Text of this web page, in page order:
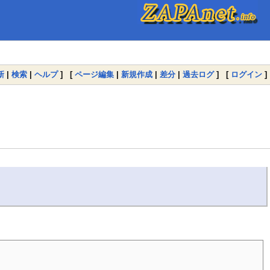
| 検索 | ヘルプ] [ ページ編集 | 新規作成 | 差分 | 過去ログ] [ ログイン ]